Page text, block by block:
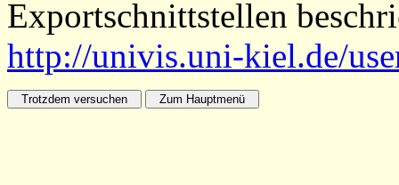
Exportschnittstellen
http://univis.uni-kiel.de/